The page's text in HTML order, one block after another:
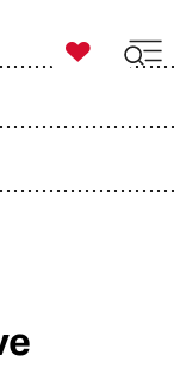

taz zahl ich